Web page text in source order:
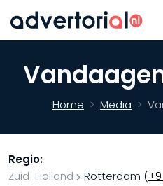
Home Media
Regio:
Zuid-Holland
Rotterdam (